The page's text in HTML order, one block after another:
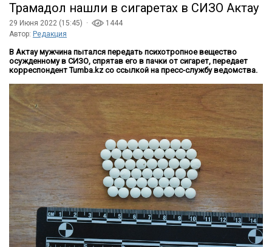
Трамадол нашли в сигаретах в СИЗО Актау
29 Июня 2022 (15:45) ·
1444
Автор: Редакция
В Актау мужчина пытался передать психотропное вещество
осужденному в СИЗО, спрятав его в пачки от сигарет, передает
корреспондент Tumba.kz со ссылкой на пресс-службу ведомства.